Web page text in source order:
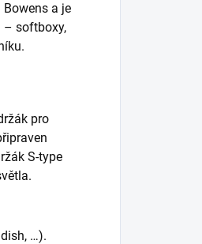
a je
– softboxy,
pro
S-type
…).